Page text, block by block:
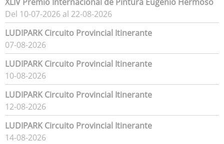
XLIV Premio Internacional de Pintura Eugenio Hermoso
Del 10-07-2026 al 22-08-2026
LUDIPARK Circuito Provincial Itinerante
07-08-2026
LUDIPARK Circuito Provincial Itinerante
10-08-2026
LUDIPARK Circuito Provincial Itinerante
12-08-2026
LUDIPARK Circuito Provincial Itinerante
14-08-2026